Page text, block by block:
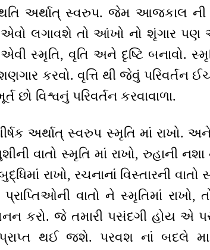
અર્થાત્ સ્વરુપ. જેમ આજકાલ
લગાવશે તો આંખો નો શૃંગાર પણ
સ્મૃતિ, વૃતિ અને દૃષ્ટિ બનાવો.
કરવો. વૃત્તિ થી જેવું પરિવર્તન
વિશ્વનું પરિવર્તન કરવાવાળા.
અર્થાત્ સ્વરુપ સ્મૃતિ માં રાખો.
વાતો સ્મૃતિ માં રાખો, રુહાની નશા
રાખો, રચનાનાં વિસ્તારની વાતો
વાતો ને સ્મૃતિમાં રાખો,
કરો. જે તમારી પસંદગી હોય એ
થઈ જશે. પરવશ નાં બદલે